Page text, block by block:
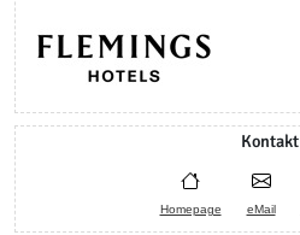
Kontakt
Homepage eMail